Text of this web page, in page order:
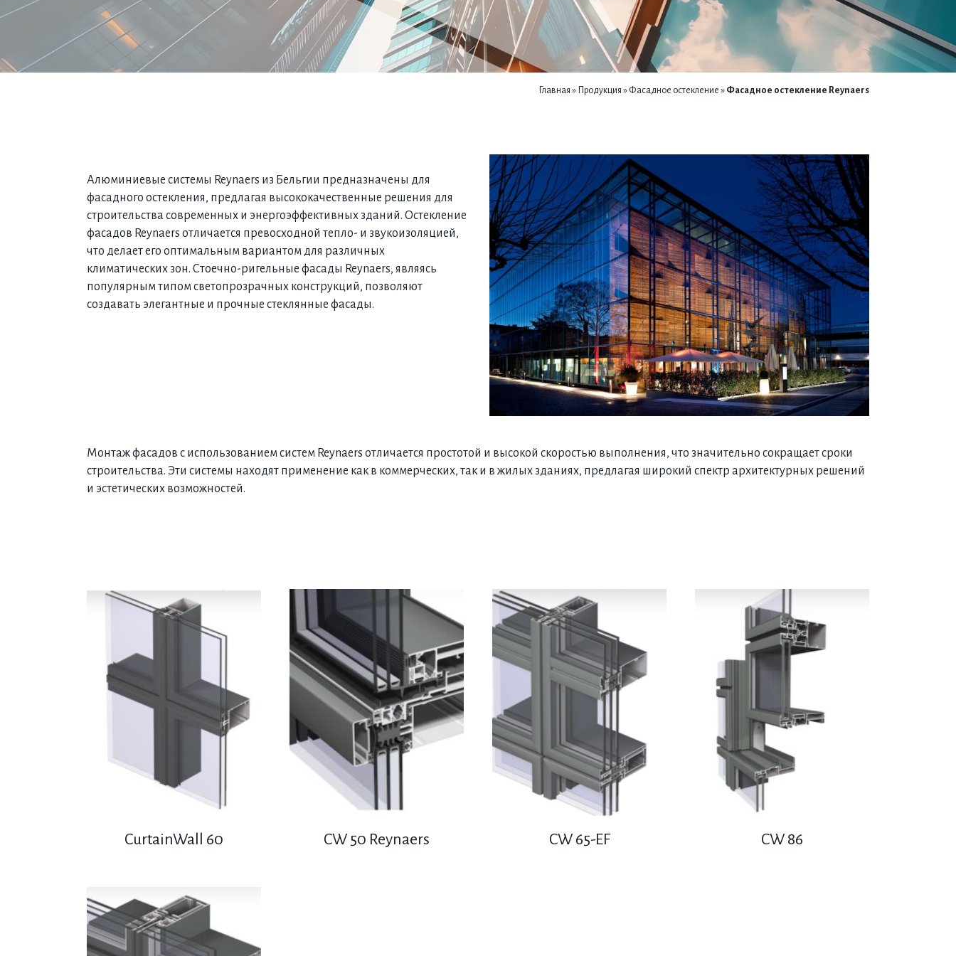
Главная » Продукция » Фасадное остекление » Фасадное остекление Reynaers
Алюминиевые системы Reynaers из Бельгии предназначены для
фасадного остекления, предлагая высококачественные решения для
строительства современных и энергоэффективных зданий. Остекление
фасадов Reynaers отличается превосходной тепло- и звукоизоляцией,
что делает его оптимальным вариантом для различных
климатических зон. Стоечно-ригельные фасады Reynaers, являясь
популярным типом светопрозрачных конструкций, позволяют
создавать элегантные и прочные стеклянные фасады.
Монтаж фасадов с использованием систем Reynaers отличается простотой и высокой скоростью выполнения, что значительно сокращает сроки
строительства. Эти системы находят применение как в коммерческих, так и в жилых зданиях, предлагая широкий спектр архитектурных решений
и эстетических возможностей.
CurtainWall 60 CW 50 Reynaers CW 65-EF CW 86